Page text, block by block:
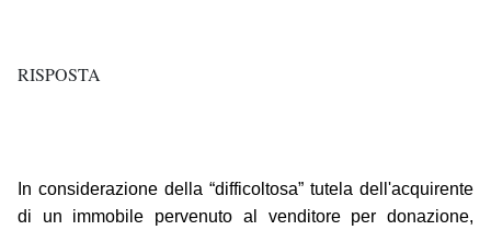
RISPOSTA
In considerazione della “difficoltosa” tutela dell'acquirente
di un immobile pervenuto al venditore per donazione,